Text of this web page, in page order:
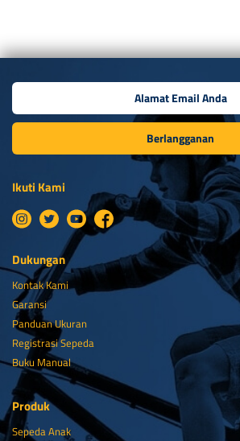
Berlangganan
Ikuti Kami
Dukungan
Kontak Kami
Garansi
Panduan Ukuran
Registrasi Sepeda
Buku Manual
Produk
Sepeda Anak